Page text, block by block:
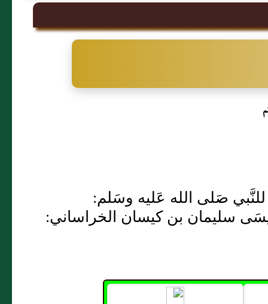
صَلى الله عَليه وسَلم:
سليمان بن كيسان الخراساني: